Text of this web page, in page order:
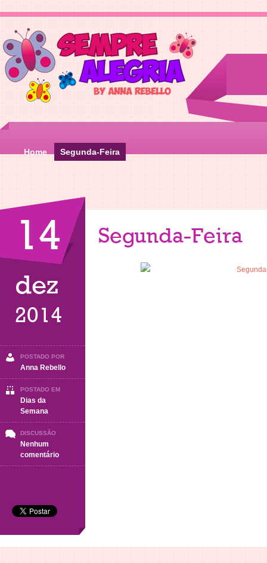
Home Segunda-Feira
14
dez
2014
POSTADO POR
Anna Rebello
POSTADO EM
Dias da
Semana
DISCUSSÃO
Nenhum
comentárioem
Segunda-
Segunda-Feira